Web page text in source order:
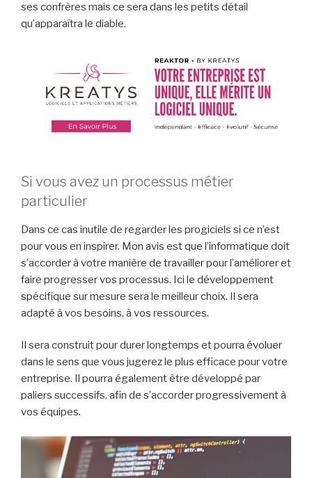
ses confrères mais ce sera dans les petits détail
qu’apparaîtra le diable.
Si vous avez un processus métier
particulier
Dans ce cas inutile de regarder les progiciels si ce n’est
pour vous en inspirer. Mon avis est que l’informatique doit
s’accorder à votre manière de travailler pour l’améliorer et
faire progresser vos processus. Ici le développement
spécifique sur mesure sera le meilleur choix. Il sera
adapté à vos besoins, à vos ressources.
Il sera construit pour durer longtemps et pourra évoluer
dans le sens que vous jugerez le plus efficace pour votre
entreprise. Il pourra également être développé par
paliers successifs, afin de s’accorder progressivement à
vos équipes.